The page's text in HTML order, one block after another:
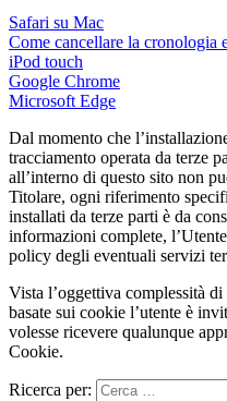
Safari su Mac
Come cancellare la cronologia
iPod touch
Google Chrome
Microsoft Edge
Dal momento che
tracciamento operata da terze
all’interno di questo sito non
Titolare, ogni riferimento
installati da terze parti è da
informazioni complete,
policy degli eventuali servizi
Vista l’oggettiva complessità
basate sui cookie l’utente è
volesse ricevere qualunque
Cookie.
Ricerca per: